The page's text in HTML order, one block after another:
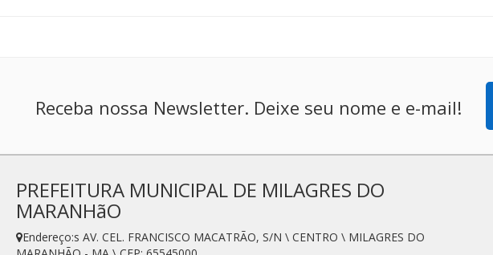
Receba nossa Newsletter. Deixe seu nome e e-mail!
PREFEITURA MUNICIPAL DE MILAGRES DO
MARANHãO
Endereço:s AV. CEL. FRANCISCO MACATRÃO, S/N \ CENTRO \ MILAGRES DO